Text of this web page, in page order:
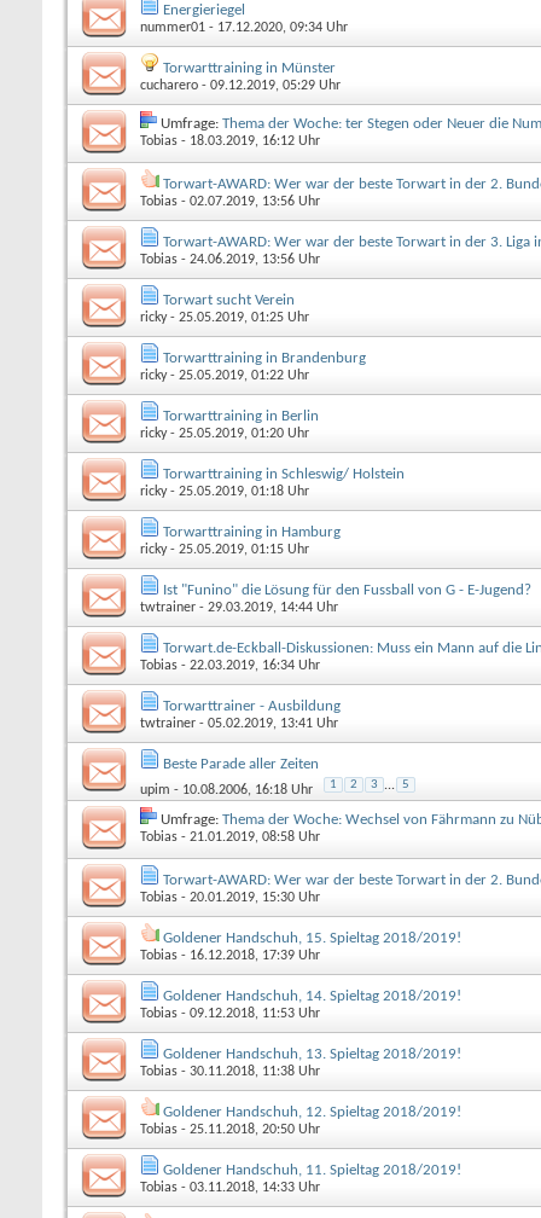
Energieriegel
nummer01 - 17.12.2020, 09:34 Uhr
Torwarttraining in Münster
cucharero - 09.12.2019, 05:29 Uhr
Umfrage: Thema der Woche: ter Stegen oder Neuer die
Tobias - 18.03.2019, 16:12 Uhr
Torwart-AWARD: Wer war der beste Torwart in der 2.
Tobias - 02.07.2019, 13:56 Uhr
Torwart-AWARD: Wer war der beste Torwart in der 3. Liga
Tobias - 24.06.2019, 13:56 Uhr
Torwart sucht Verein
ricky- 25.05.2019, 01:25 Uhr
Torwarttraining in Brandenburg
ricky- 25.05.2019, 01:22 Uhr
Torwarttraining in Berlin
ricky- 25.05.2019, 01:20 Uhr
Torwarttraining in Schleswig/ Holstein
ricky- 25.05.2019, 01:18 Uhr
Torwarttraining in Hamburg
ricky- 25.05.2019, 01:15 Uhr
Ist "Funino" die Lösung für den Fussball von G - E-Jugend?
twtrainer - 29.03.2019, 14:44 Uhr
Torwart.de-Eckball-Diskussionen: Muss ein Mann auf die
Tobias - 22.03.2019, 16:34 Uhr
Torwarttrainer - Ausbildung
twtrainer - 05.02.2019, 13:41 Uhr
Beste Parade aller Zeiten
upim - 10.08.2006, 16:18 Uhr 1 2 3 ... 5
Umfrage: Thema der Woche: Wechsel von Fährmann zu
Tobias - 21.01.2019, 08:58 Uhr
Torwart-AWARD: Wer war der beste Torwart in der 2.
Tobias - 20.01.2019, 15:30 Uhr
Goldener Handschuh, 15. Spieltag 2018/2019!
Tobias - 16.12.2018, 17:39 Uhr
Goldener Handschuh, 14. Spieltag 2018/2019!
Tobias - 09.12.2018, 11:53 Uhr
Goldener Handschuh, 13. Spieltag 2018/2019!
Tobias - 30.11.2018, 11:38 Uhr
Goldener Handschuh, 12. Spieltag 2018/2019!
Tobias - 25.11.2018, 20:50 Uhr
Goldener Handschuh, 11. Spieltag 2018/2019!
Tobias - 03.11.2018, 14:33 Uhr